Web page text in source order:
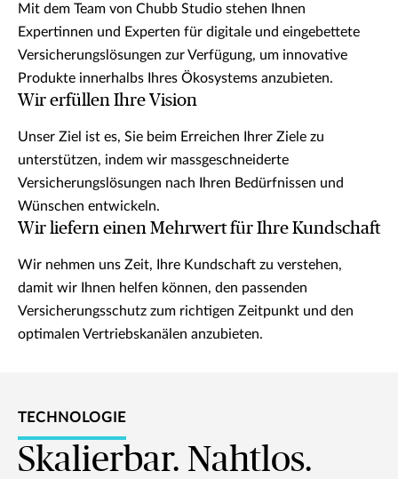
Mit dem Team von Chubb Studio stehen Ihnen
Expertinnen und Experten für digitale und eingebettete
Versicherungslösungen zur Verfügung, um innovative
Produkte innerhalbs Ihres Ökosystems anzubieten.
Wir erfüllen Ihre Vision
Unser Ziel ist es, Sie beim Erreichen Ihrer Ziele zu
unterstützen, indem wir massgeschneiderte
Versicherungslösungen nach Ihren Bedürfnissen und
Wünschen entwickeln.
Wir liefern einen Mehrwert für Ihre Kundschaft
Wir nehmen uns Zeit, Ihre Kundschaft zu verstehen,
damit wir Ihnen helfen können, den passenden
Versicherungsschutz zum richtigen Zeitpunkt und den
optimalen Vertriebskanälen anzubieten.
TECHNOLOGIE
Skalierbar. Nahtlos.